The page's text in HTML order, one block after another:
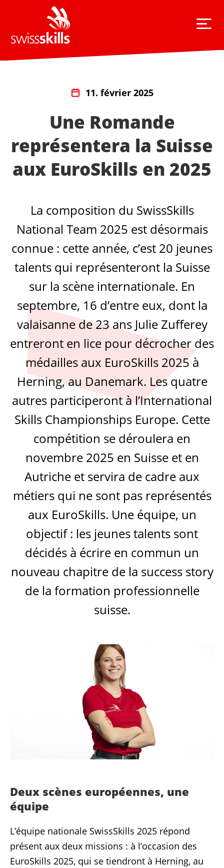
11. février 2025
Une Romande
représentera la Suisse
aux EuroSkills en 2025
La composition du SwissSkills
National Team 2025 est désormais
connue : cette année, c’est 20 jeunes
talents qui représenteront la Suisse
sur la scène internationale. En
septembre, 16 d’entre eux, dont la
valaisanne de 23 ans Julie Zufferey
entreront en lice pour décrocher des
médailles aux EuroSkills 2025 à
Herning, au Danemark. Les quatre
autres participeront à l’International
Skills Championships Europe. Cette
compétition se déroulera en
novembre 2025 en Suisse et en
Autriche et servira de cadre aux
métiers qui ne sont pas représentés
aux EuroSkills. Une équipe, un
objectif : les jeunes talents sont
décidés à écrire en commun un
nouveau chapitre de la success story
de la formation professionnelle
suisse.
Deux scènes européennes, une
équipe
L’équipe nationale SwissSkills 2025 répond
présent aux deux missions : à l’occasion des
EuroSkills 2025, qui se tiendront à Herning, au